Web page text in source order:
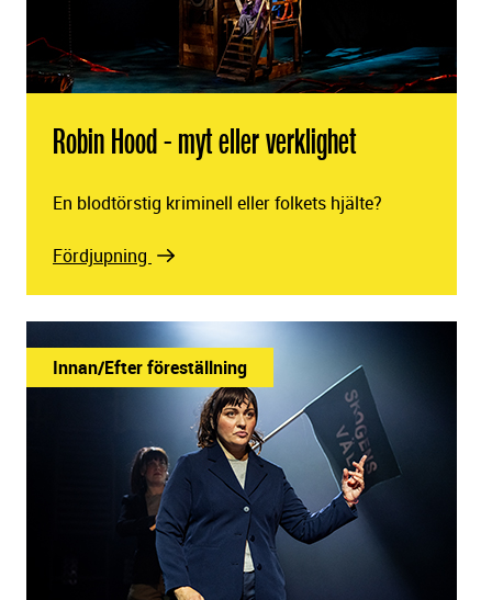
Robin Hood - myt eller verklighet
En blodtörstig kriminell eller folkets hjälte?
Fördjupning
Innan/Efter föreställning